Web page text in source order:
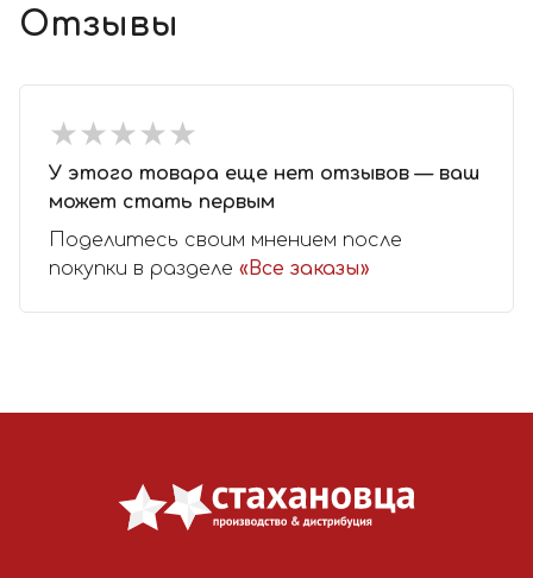
Отзывы
★★★★★
★★★★★
У этого товара еще нет отзывов — ваш
может стать первым
Поделитесь своим мнением после
покупки в разделе «Все заказы»